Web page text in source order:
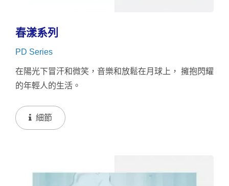
春漾系列
PD Series
在陽光下冒汗和微笑，音樂和放鬆在月球上， 擁抱閃耀
的年輕人的生活。
細節